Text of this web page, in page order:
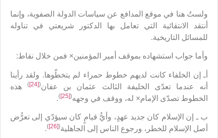
ولستُ هنا في موقع المدافع عن سياسات الدولة الصفوية، وإنما
أنتقد الانتقائية التي تعامل بها الدكتور شريعتي في تناوله
للمسائل التاريخية.
وأما جواب استشهاده بموقف أمير المؤمنين× فمن خلال نقاط:
أـ إن الخلفاء كانت لديهم خطوط حمراء لم يتخطّوها. ولقد رأينا
أنه عندما تعدّى الخليفة الثالث عثمان بن عفان(
[24]
)هذه
الخطوط تصدّى الإمام× له، ووقف في وجهه(
[25]
)
.
ب ـ إن الإسلام كان جديد عهدٍ، وأيُّ قيامٍ كان سيؤدّي إلى تعرُّض
أصل الإسلام للخطر، ورجوع الناس إلى الجاهلية(
[26]
)
.